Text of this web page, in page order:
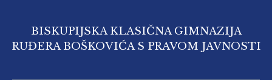
BISKUPIJSKA KLASIČNA GIMNAZIJA
RUĐERA BOŠKOVIĆA S PRAVOM JAVNOSTI